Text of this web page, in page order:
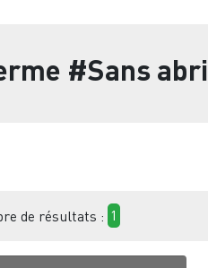
#Sans abri
de résultats : 1